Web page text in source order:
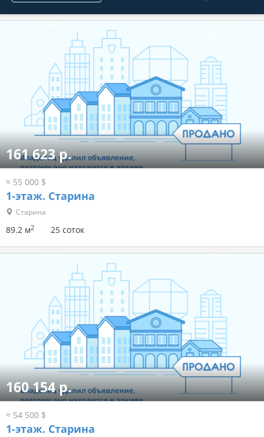
161 623 р.
≈ 55 000 $
1-этаж. Старина
Старина
89.2 м2 25 соток
160 154 р.
≈ 54 500 $
1-этаж. Старина